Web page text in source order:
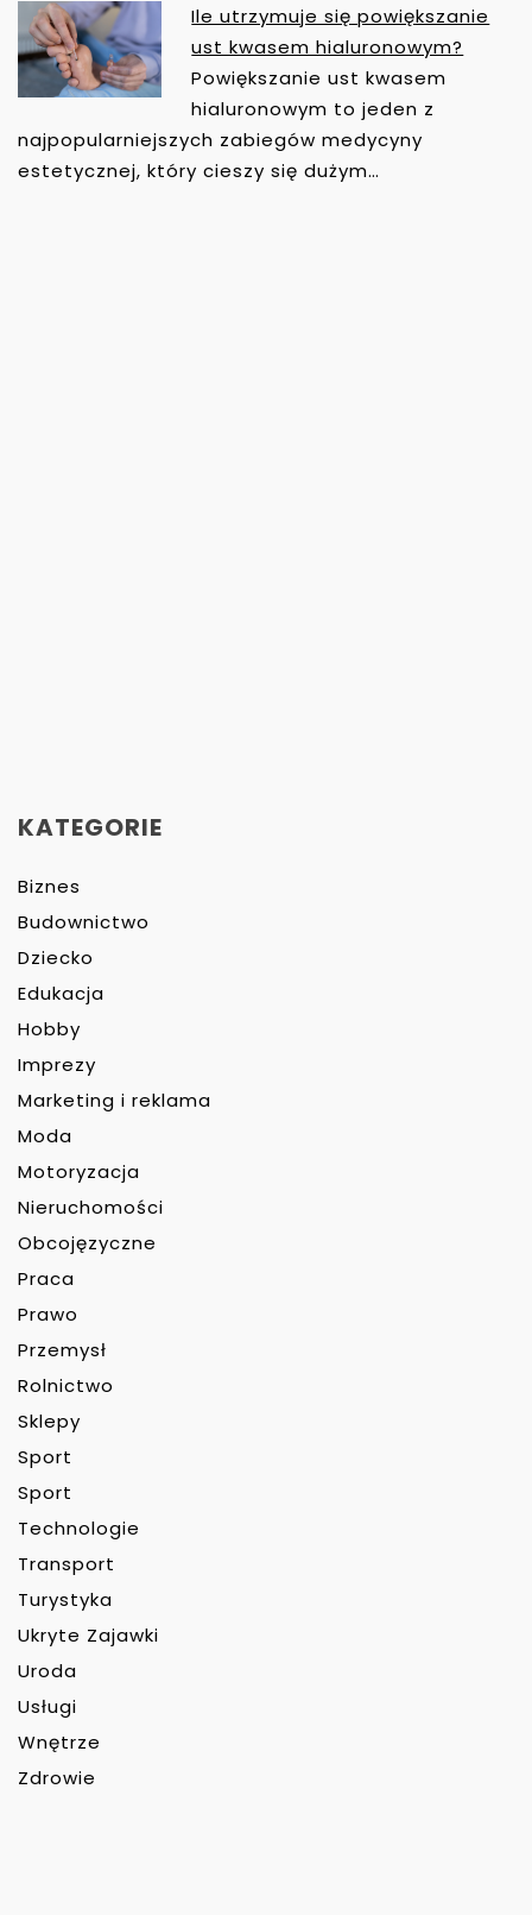
Ile utrzymuje się powiększanie
ust kwasem hialuronowym?
Powiększanie ust kwasem
hialuronowym to jeden z
najpopularniejszych zabiegów medycyny
estetycznej, który cieszy się dużym…
KATEGORIE
Biznes
Budownictwo
Dziecko
Edukacja
Hobby
Imprezy
Marketing i reklama
Moda
Motoryzacja
Nieruchomości
Obcojęzyczne
Praca
Prawo
Przemysł
Rolnictwo
Sklepy
Sport
Sport
Technologie
Transport
Turystyka
Ukryte Zajawki
Uroda
Usługi
Wnętrze
Zdrowie